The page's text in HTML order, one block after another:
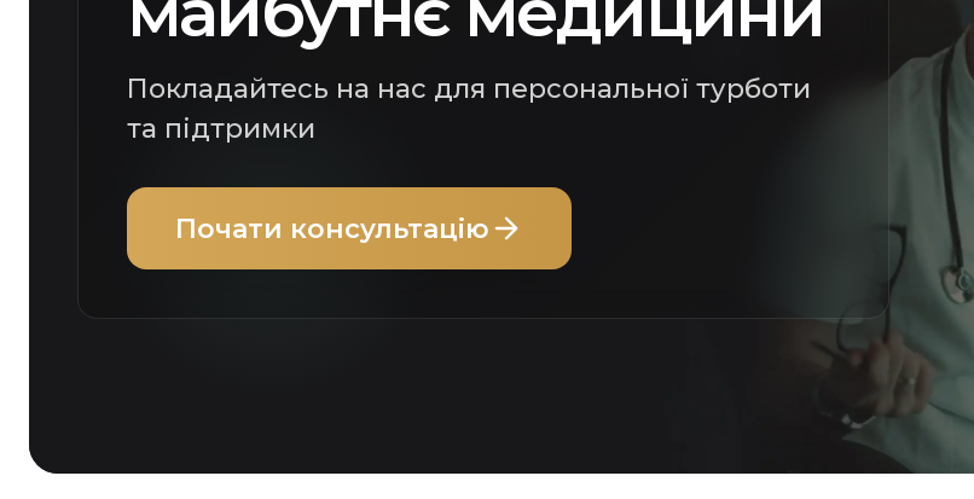
Покладайтесь на нас для персональної турботи
та підтримки
Почати консультацію